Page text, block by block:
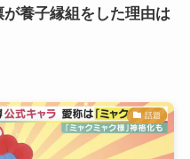
が養子縁組をした理由は
話題